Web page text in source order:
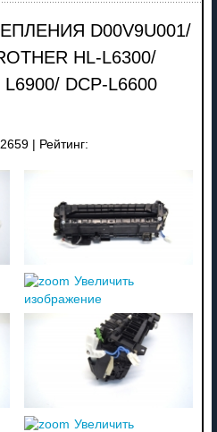
D00V9U001/
HL-L6300/
DCP-L6600
2659 Рейтинг:
Увеличить
изображение
Увеличить